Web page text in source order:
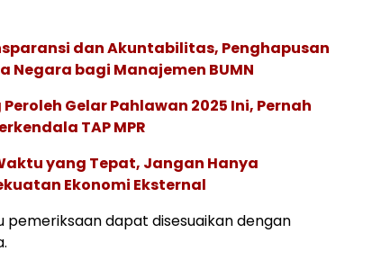
dan Akuntabilitas, Penghapusan
Negara bagi Manajemen BUMN
Gelar Pahlawan 2025 Ini, Pernah
TAP MPR
yang Tepat, Jangan Hanya
Ekonomi Eksternal
pemeriksaan dapat disesuaikan dengan